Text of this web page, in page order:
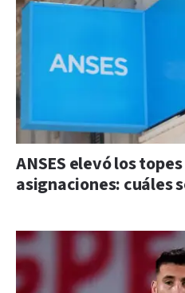
ANSES elevó los
asignaciones: cuáles